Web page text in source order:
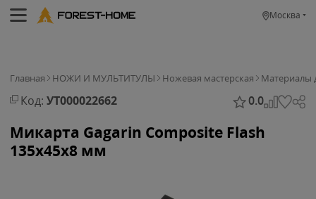
Москва
Главная НОЖИ И МУЛЬТИТУЛЫ Ножевая мастерская Материалы
Код: УТ000022662 0.0
Микарта Gagarin Composite Flash
135х45х8 мм